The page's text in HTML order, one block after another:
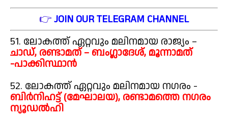
👉JOIN OUR TELEGRAM CHANNEL
51. ലോകത്ത് ഏറ്റവും മലിനമായ രാജ്യം –
ചാഡ്, രണ്ടാമത് – ബംഗ്ലാദേശ്, മൂന്നാമത്
-പാക്കിസ്ഥാൻ
52. ലോകത്ത് ഏറ്റവും മലിനമായ നഗരം -
ബിർനിഹട്ട് (മേഘാലയ), രണ്ടാമത്തെ നഗരം
ന്യൂഡൽഹി